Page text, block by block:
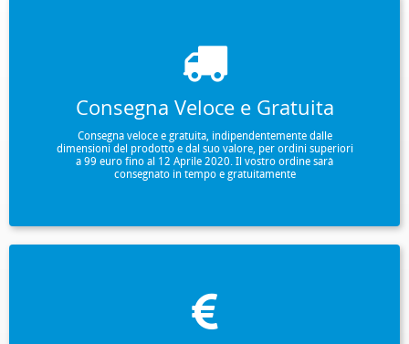
Consegna Veloce e Gratuita
Consegna veloce e gratuita, indipendentemente dalle
dimensioni del prodotto e dal suo valore, per ordini superiori
a 99 euro fino al 12 Aprile 2020. Il vostro ordine sarà
consegnato in tempo e gratuitamente